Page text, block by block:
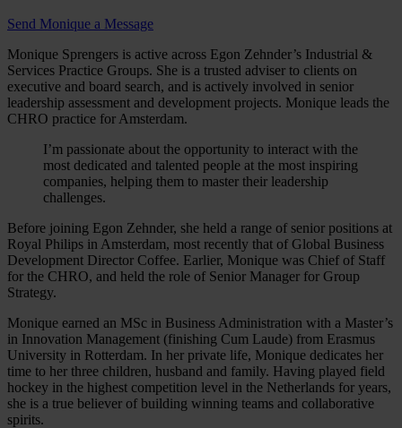
Send Monique a Message
Monique Sprengers is active across Egon Zehnder’s Industrial &
Services Practice Groups. She is a trusted adviser to clients on
executive and board search, and is actively involved in senior
leadership assessment and development projects. Monique leads the
CHRO practice for Amsterdam.
I’m passionate about the opportunity to interact with the
most dedicated and talented people at the most inspiring
companies, helping them to master their leadership
challenges.
Before joining Egon Zehnder, she held a range of senior positions at
Royal Philips in Amsterdam, most recently that of Global Business
Development Director Coffee. Earlier, Monique was Chief of Staff
for the CHRO, and held the role of Senior Manager for Group
Strategy.
Monique earned an MSc in Business Administration with a Master’s
in Innovation Management (finishing Cum Laude) from Erasmus
University in Rotterdam. In her private life, Monique dedicates her
time to her three children, husband and family. Having played field
hockey in the highest competition level in the Netherlands for years,
she is a true believer of building winning teams and collaborative
spirits.